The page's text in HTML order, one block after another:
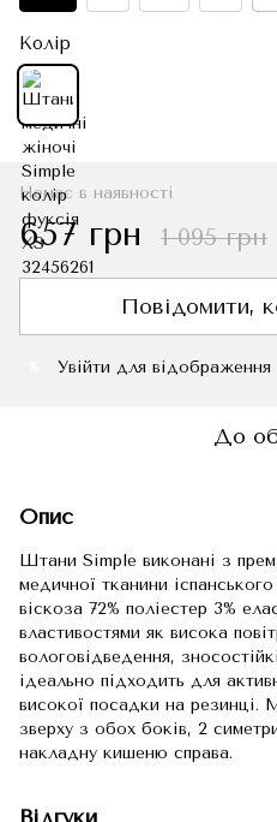
Колір
Немає в наявності
657 грн 1 095 грн
Повідомити,
Увійти для відображення
До
Опис
Штани Simple виконані з
медичної тканини
віскоза 72% поліестер 3%
властивостями як висока
вологовідведення,
ідеально підходить для
високої посадки на резинці.
зверху з обох боків, 2
накладну кишеню справа.